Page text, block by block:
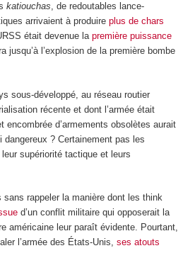
katiouchas, de redoutables lance-
arrivaient à produire plus de chars
était devenue lapremière puissance
jusqu’à l’explosion de la première bombe
sous-développé, au réseau routier
récente et dont l’armée était
encombrée d’armements obsolètes aurait
? Certainement pas les
leur supériorité tactique et leurs
sans rappeler la manière dont les think
d’un conflit militaire qui opposerait la
américaine leur paraît évidente. Pourtant,
l’armée des États-Unis, ses atouts